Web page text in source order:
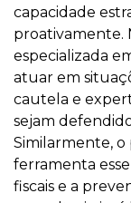
capacidade
proativamente.
especializada
atuar em
cautela e
sejam
Similarmente,
ferramenta
fiscais e a